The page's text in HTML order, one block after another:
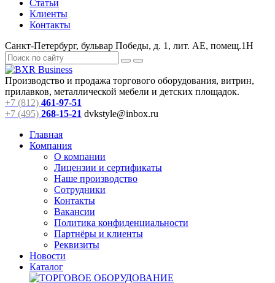
Статьи
Клиенты
Контакты
Санкт-Петербург, бульвар Победы, д. 1, лит. АЕ, помещ.1Н
Производство и продажа торгового оборудования, витрин,
прилавков, металлической мебели и детских площадок.
+7 (812) 461-97-51
+7 (495) 268-15-21 dvkstyle@inbox.ru
Главная
Компания
О компании
Лицензии и сертификаты
Наше производство
Сотрудники
Контакты
Вакансии
Политика конфиденциальности
Партнёры и клиенты
Реквизиты
Новости
Каталог